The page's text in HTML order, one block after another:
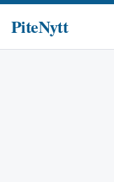
PiteNytt